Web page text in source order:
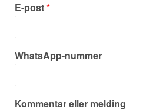
E-post*
WhatsApp-nummer
Kommentar eller melding